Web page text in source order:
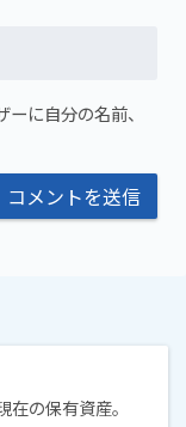
に自分の名前、
の保有資産。